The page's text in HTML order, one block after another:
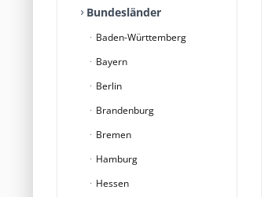
Bundesländer
Baden-Württemberg
Bayern
Berlin
Brandenburg
Bremen
Hamburg
Hessen